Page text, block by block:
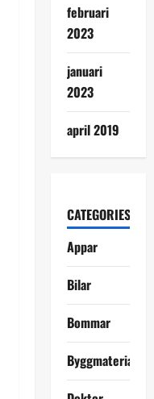
februari
2023
januari
2023
april 2019
CATEGORIES
Appar
Bilar
Bommar
Byggmaterial